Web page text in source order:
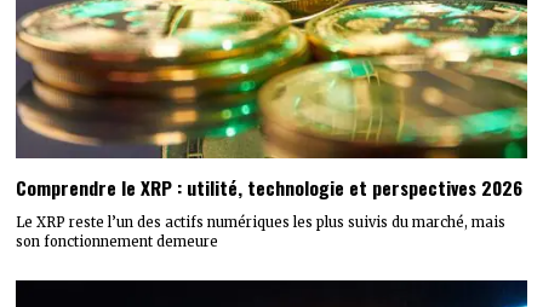
Comprendre le XRP : utilité, technologie et perspectives 2026
Le XRP reste l’un des actifs numériques les plus suivis du marché, mais
son fonctionnement demeure